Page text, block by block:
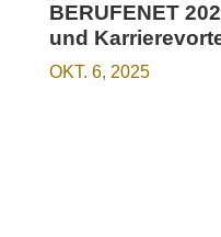
BERUFENET
und
OKT. 6, 2025